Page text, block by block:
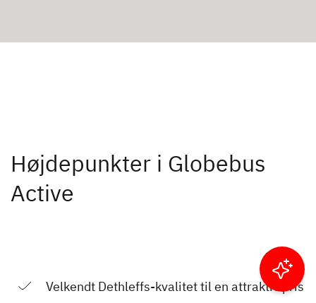
Højdepunkter i Globebus
Active
Velkendt Dethleffs-kvalitet til en attraktiv pris
Filtrer resultater